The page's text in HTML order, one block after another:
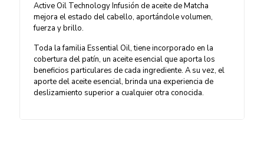
Active Oil Technology Infusión de aceite de Matcha
mejora el estado del cabello, aportándole volumen,
fuerza y brillo.
Toda la familia Essential Oil, tiene incorporado en la
cobertura del patín, un aceite esencial que aporta los
beneficios particulares de cada ingrediente. A su vez, el
aporte del aceite esencial, brinda una experiencia de
deslizamiento superior a cualquier otra conocida.